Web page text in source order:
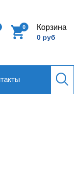
0 Корзина
0 руб